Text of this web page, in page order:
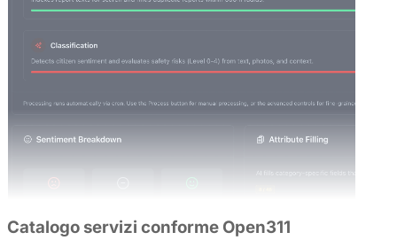
Catalogo servizi conforme Open311